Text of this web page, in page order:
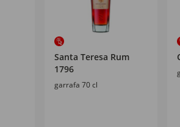
Santa Teresa Rum
1796
garrafa 70 cl